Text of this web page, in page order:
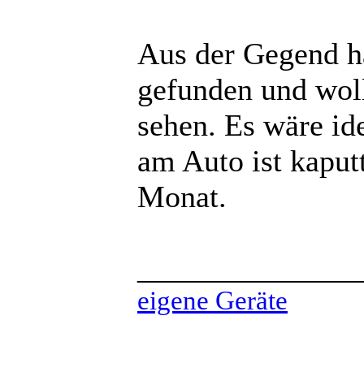
Aus der Gegend
gefunden und
sehen. Es wäre
am Auto ist
Monat.
eigene Geräte